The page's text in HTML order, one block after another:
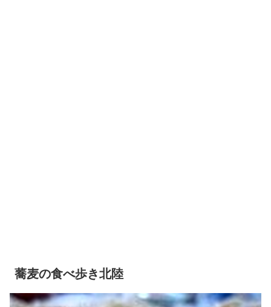
蕎麦の食べ歩き北陸